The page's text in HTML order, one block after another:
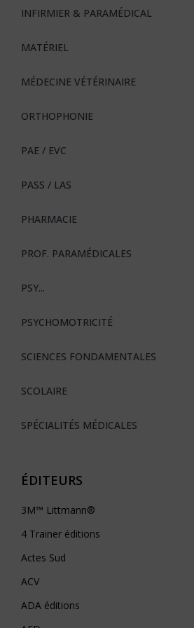
INFIRMIER & PARAMÉDICAL
MATÉRIEL
MÉDECINE VÉTÉRINAIRE
ORTHOPHONIE
PAE / EVC
PASS / LAS
PHARMACIE
PROF. PARAMÉDICALES
PSY...
PSYCHOMOTRICITÉ
SCIENCES FONDAMENTALES
SCOLAIRE
SPÉCIALITÉS MÉDICALES
ÉDITEURS
3M™ Littmann®
4 Trainer éditions
Actes Sud
ACV
ADA éditions